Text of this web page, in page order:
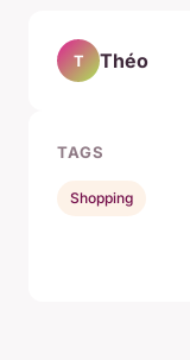
T Théo
TAGS
Shopping